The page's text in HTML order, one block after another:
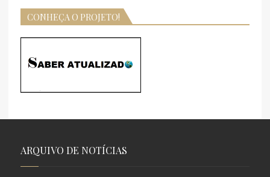
CONHEÇA O PROJETO!
ARQUIVO DE NOTÍCIAS